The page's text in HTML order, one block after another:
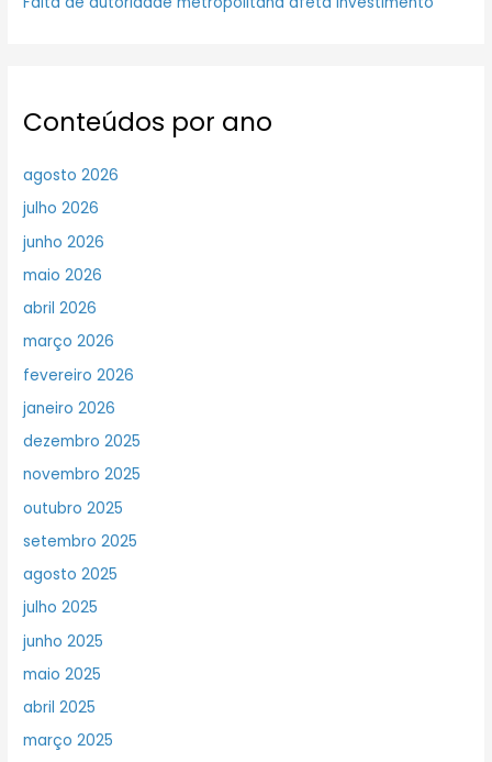
Conteúdos por ano
agosto 2026
julho 2026
junho 2026
maio 2026
abril 2026
março 2026
fevereiro 2026
janeiro 2026
dezembro 2025
novembro 2025
outubro 2025
setembro 2025
agosto 2025
julho 2025
junho 2025
maio 2025
abril 2025
março 2025